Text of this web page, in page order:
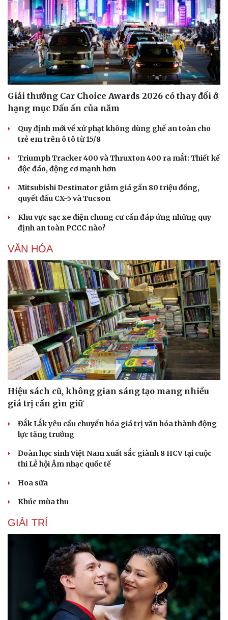
Sân khấu - Điện ảnh
Văn học
Âm nhạc
Di sản
Sao Việt
Giải thưởng Car Choice Awards 2026 có thay đổi ở
hạng mục Dấu ấn của năm
Quy định mới về xử phạt không dùng ghế an toàn cho
trẻ em trên ô tô từ 15/8
Triumph Tracker 400 và Thruxton 400 ra mắt: Thiết kế
độc đáo, động cơ mạnh hơn
Mitsubishi Destinator giảm giá gần 80 triệu đồng,
quyết đấu CX-5 và Tucson
Khu vực sạc xe điện chung cư cần đáp ứng những quy
định an toàn PCCC nào?
VĂN HÓA
Hiệu sách cũ, không gian sáng tạo mang nhiều
giá trị cần gìn giữ
Đắk Lắk yêu cầu chuyển hóa giá trị văn hóa thành động
lực tăng trưởng
Đoàn học sinh Việt Nam xuất sắc giành 8 HCV tại cuộc
thi Lễ hội Âm nhạc quốc tế
Hoa sữa
Khúc mùa thu
GIẢI TRÍ